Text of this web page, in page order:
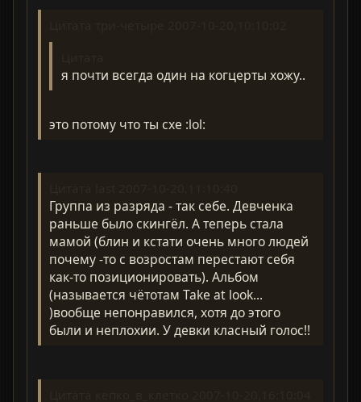
я почти всегда один на когцерты хожу..
это потому что ты схе :lol:
Группа из разряда - так себе. Девченка
раньше было скингёл. А теперь стала
мамой (блин и кстати очень много людей
почему -то с возростам перестают себя
как-то позиционировать). Альбом
(называется чётотам Take at look...
)вообще непонравился, хотя до этого
были и неплохии. У девки класный голос!!